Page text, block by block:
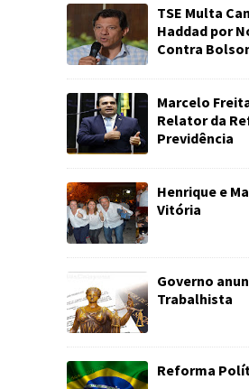
TSE Multa
Haddad por
Contra
Marcelo
Relator da
Previdência
Henrique e
Vitória
Governo
Trabalhista
Reforma